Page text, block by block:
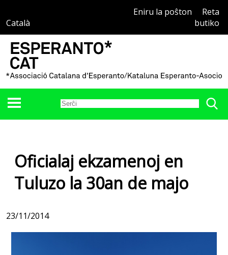
Català
Eniru la poŝton
Reta
butiko
Oficialaj ekzamenoj en
Tuluzo la 30an de majo
23/11/2014